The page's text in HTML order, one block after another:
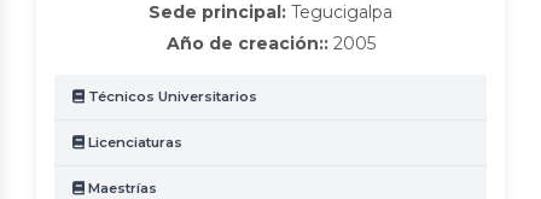
Sede principal: Tegucigalpa
Año de creación::2005
Técnicos Universitarios
Licenciaturas
Maestrías